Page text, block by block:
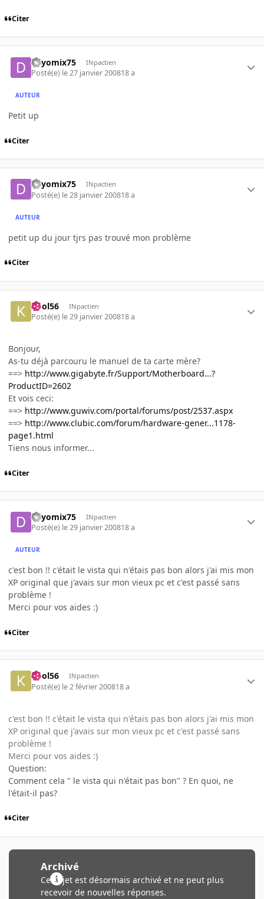
Citer
dayomix75 INpactien
Posté(e) le 27 janvier 200818 a
AUTEUR
Petit up
Citer
dayomix75 INpactien
Posté(e) le 28 janvier 200818 a
AUTEUR
petit up du jour tjrs pas trouvé mon problème
Citer
kool56 INpactien
Posté(e) le 29 janvier 200818 a
Bonjour,
As-tu déjà parcouru le manuel de ta carte mère?
==> http://www.gigabyte.fr/Support/Motherboard...?
ProductID=2602
Et vois ceci:
==> http://www.guwiv.com/portal/forums/post/2537.aspx
==> http://www.clubic.com/forum/hardware-gener...1178-
page1.html
Tiens nous informer...
Citer
dayomix75 INpactien
Posté(e) le 29 janvier 200818 a
AUTEUR
c'est bon !! c'était le vista qui n'étais pas bon alors j'ai mis mon
XP original que j'avais sur mon vieux pc et c'est passé sans
problème !
Merci pour vos aides :)
Citer
kool56 INpactien
Posté(e) le 2 février 200818 a
c'est bon !! c'était le vista qui n'étais pas bon alors j'ai mis mon
XP original que j'avais sur mon vieux pc et c'est passé sans
problème !
Merci pour vos aides :)
Question:
Comment cela " le vista qui n'était pas bon" ? En quoi, ne
l'était-il pas?
Citer
Archivé
Ce sujet est désormais archivé et ne peut plus
recevoir de nouvelles réponses.